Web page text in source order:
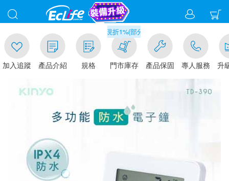
蹤 產品介紹 規格
滿千元門市取貨現折1%(部分商品不適用)-請點我看
門市庫存 產品保固 專人服務 升級金賺